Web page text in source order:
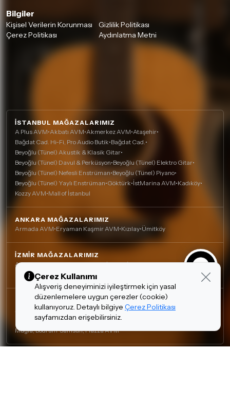
Bilgiler
Kişisel Verilerin Korunması
Gizlilik Politikası
Çerez Politikası
Aydınlatma Metni
İSTANBUL MAĞAZALARIMIZ
A Plus AVM•Akbatı AVM•Akmerkez AVM•Ataşehir•
Bağdat Cad. Hi-Fi, Pro Audio Butik•Bağdat Cad. •
Beyoğlu (Tünel) Akustik & Klasik Gitar•
Beyoğlu (Tünel) Davul & Perküsyon•Beyoğlu (Tünel) Elektro Gitar•
Beyoğlu (Tünel) Nefesli Enstrüman•Beyoğlu (Tünel) Piyano•
Beyoğlu (Tünel) Yaylı Enstrüman•Göktürk•İstMarina AVM•Kadıköy•
Kozzy AVM•Mall of İstanbul
ANKARA MAĞAZALARIMIZ
Armada AVM•Eryaman Kaşmir AVM•Kızılay•Ümitköy
İZMIR MAĞAZALARIMIZ
Agora AVM•Alsancak•Çankaya (Nefesli)•Çankaya•
Mavişehir (Karşıyaka)
DIĞER MAĞAZALARIMIZ
Adana, Çukurova - Turgut Özal•Adana, Kurtuluş•Antalya, Lara
Bursa, Nilüfer•Gaziantep, Şehitkamil•Kocaeli, İzmit
Muğla, Bodrum•Samsun, Piazza AVM
Çerez Kullanımı
Alışveriş deneyiminizi iyileştirmek için yasal
düzenlemelere uygun çerezler (cookie)
kullanıyoruz. Detaylı bilgiye Çerez Politikası
sayfamızdan erişebilirsiniz.